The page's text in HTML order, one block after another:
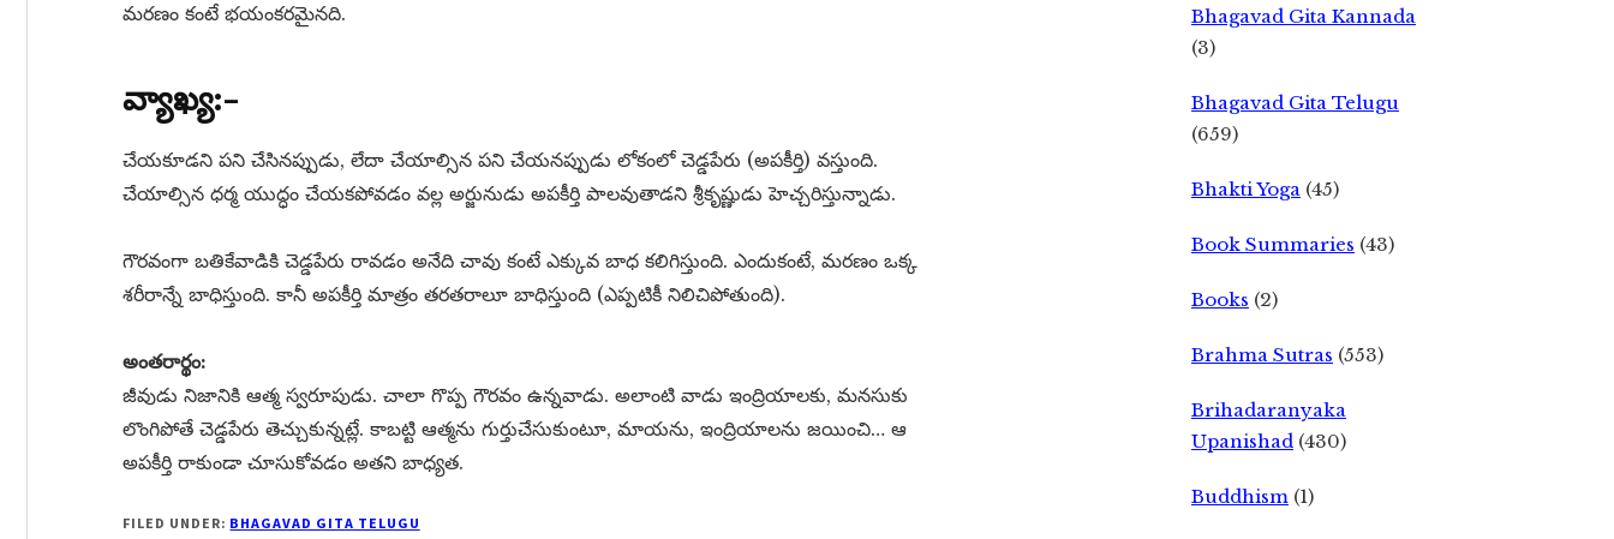
మరణం కంటే భయంకరమైనది.
వ్యాఖ్య:–
చేయకూడని పని చేసినప్పుడు, లేదా చేయాల్సిన పని చేయనప్పుడు లోకంలో చెడ్డపేరు (అపకీర్తి) వస్తుంది.
చేయాల్సిన ధర్మ యుద్ధం చేయకపోవడం వల్ల అర్జునుడు అపకీర్తి పాలవుతాడని శ్రీకృష్ణుడు హెచ్చరిస్తున్నాడు.
గౌరవంగా బతికేవాడికి చెడ్డపేరు రావడం అనేది చావు కంటే ఎక్కువ బాధ కలిగిస్తుంది. ఎందుకంటే, మరణం ఒక్క
శరీరాన్నే బాధిస్తుంది. కానీ అపకీర్తి మాత్రం తరతరాలూ బాధిస్తుంది (ఎప్పటికీ నిలిచిపోతుంది).
అంతరార్థం:
జీవుడు నిజానికి ఆత్మ స్వరూపుడు. చాలా గొప్ప గౌరవం ఉన్నవాడు. అలాంటి వాడు ఇంద్రియాలకు, మనసుకు
లొంగిపోతే చెడ్డపేరు తెచ్చుకున్నట్లే. కాబట్టి ఆత్మను గుర్తుచేసుకుంటూ, మాయను, ఇంద్రియాలను జయించి… ఆ
అపకీర్తి రాకుండా చూసుకోవడం అతని బాధ్యత.
FILED UNDER: BHAGAVAD GITA TELUGU
Bhagavad Gita Kannada
(3)
Bhagavad Gita Telugu
(659)
Bhakti Yoga (45)
Book Summaries (43)
Books (2)
Brahma Sutras (553)
Brihadaranyaka
Upanishad (430)
Buddhism (1)